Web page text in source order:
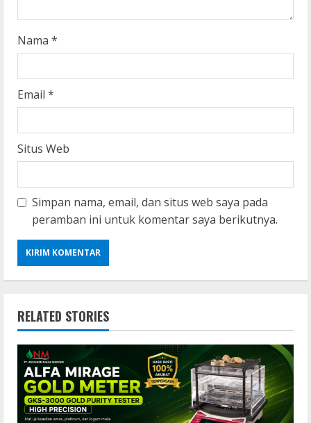
n
g
Nama *
Email *
Situs Web
Simpan nama, email, dan situs web saya pada
peramban ini untuk komentar saya berikutnya.
RELATED STORIES